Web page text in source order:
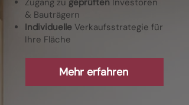
Zugang zu geprüften Investoren
& Bauträgern
Individuelle Verkaufsstrategie für
Ihre Fläche
Mehr erfahren